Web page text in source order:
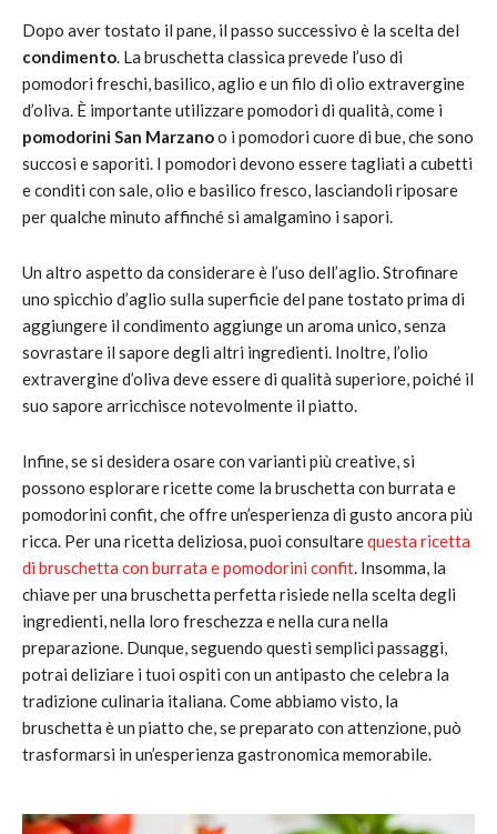
Dopo aver tostato il pane, il passo successivo è la scelta del
condimento. La bruschetta classica prevede l’uso di
pomodori freschi, basilico, aglio e un filo di olio extravergine
d’oliva. È importante utilizzare pomodori di qualità, come i
pomodorini San Marzanoo i pomodori cuore di bue, che sono
succosi e saporiti. I pomodori devono essere tagliati a cubetti
e conditi con sale, olio e basilico fresco, lasciandoli riposare
per qualche minuto affinché si amalgamino i sapori.
Un altro aspetto da considerare è l’uso dell’aglio. Strofinare
uno spicchio d’aglio sulla superficie del pane tostato prima di
aggiungere il condimento aggiunge un aroma unico, senza
sovrastare il sapore degli altri ingredienti. Inoltre, l’olio
extravergine d’oliva deve essere di qualità superiore, poiché il
suo sapore arricchisce notevolmente il piatto.
Infine, se si desidera osare con varianti più creative, si
possono esplorare ricette come la bruschetta con burrata e
pomodorini confit, che offre un’esperienza di gusto ancora più
ricca. Per una ricetta deliziosa, puoi consultarequesta ricetta
di bruschetta con burrata e pomodorini confit. Insomma, la
chiave per una bruschetta perfetta risiede nella scelta degli
ingredienti, nella loro freschezza e nella cura nella
preparazione. Dunque, seguendo questi semplici passaggi,
potrai deliziare i tuoi ospiti con un antipasto che celebra la
tradizione culinaria italiana. Come abbiamo visto, la
bruschetta è un piatto che, se preparato con attenzione, può
trasformarsi in un’esperienza gastronomica memorabile.